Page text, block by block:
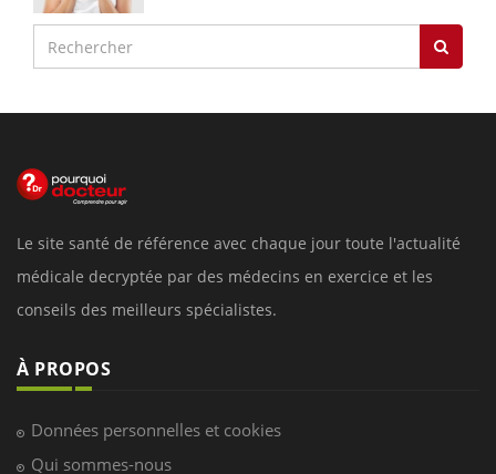
Le site santé de référence avec chaque jour toute l'actualité
médicale decryptée par des médecins en exercice et les
conseils des meilleurs spécialistes.
À PROPOS
Données personnelles et cookies
Qui sommes-nous